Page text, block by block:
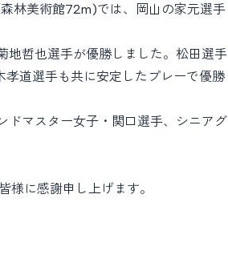
林美術館72m)では、岡山の家元選手
地哲也選手が優勝しました。松田選手
孝道選手も共に安定したプレーで優勝
ドマスター女子・関口選手、シニアグ
に感謝申し上げます。